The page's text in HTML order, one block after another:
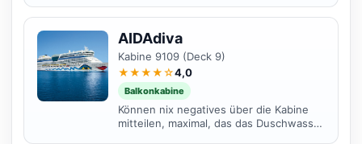
AIDAdiva
Kabine 9109 (Deck 9)
★★★★☆4,0
Balkonkabine
Können nix negatives über die Kabine
mitteilen, maximal, das das Duschwasser